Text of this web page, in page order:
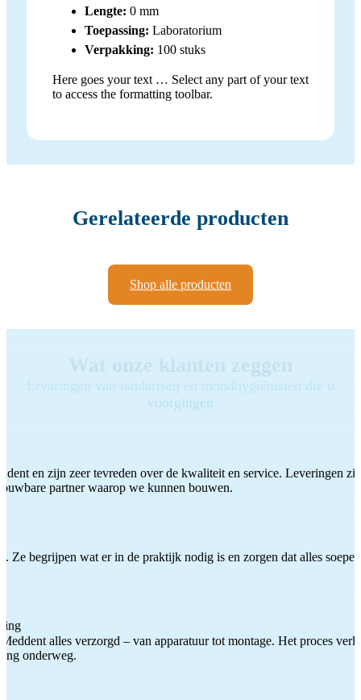
Lengte: 0 mm
Toepassing: Laboratorium
Verpakking: 100 stuks
Here goes your text … Select any part of your text
to access the formatting toolbar.
Gerelateerde producten
Shop alle producten
Ervaringen van tandartsen en mondhygiënisten die u
voorgingen
en zijn zeer tevreden over de kwaliteit en service. Leveringen
partner waarop we kunnen bouwen.
Ze begrijpen wat er in de praktijk nodig is en zorgen dat alles
alles verzorgd – van apparatuur tot montage. Het proces
onderweg.